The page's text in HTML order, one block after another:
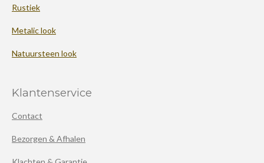
Rustiek
Metalic look
Natuursteen look
Klantenservice
Contact
Bezorgen & Afhalen